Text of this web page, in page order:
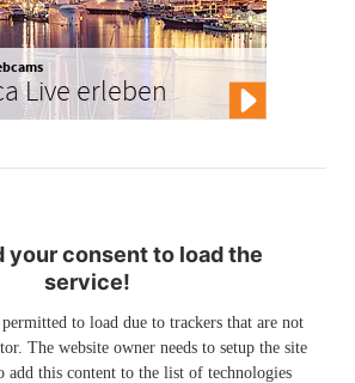
Live erleben
your consent to load the
service!
to load due to trackers that are not
The website owner needs to setup the site
add this content to the list of technologies